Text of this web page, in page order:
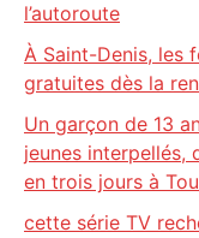
l’autoroute
À Saint-Denis, les
gratuites dès la
Un garçon de 13
jeunes interpellés,
en trois jours à
cette série TV